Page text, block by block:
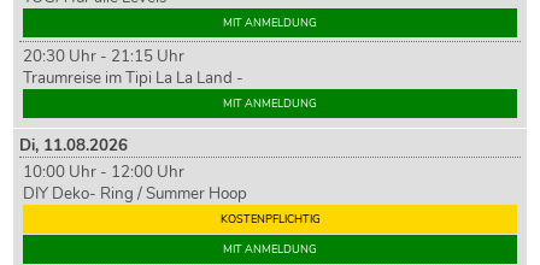
MIT ANMELDUNG
20:30 Uhr - 21:15 Uhr
Traumreise im Tipi La La Land -
MIT ANMELDUNG
Di, 11.08.2026
10:00 Uhr - 12:00 Uhr
DIY Deko- Ring / Summer Hoop
KOSTENPFLICHTIG
MIT ANMELDUNG